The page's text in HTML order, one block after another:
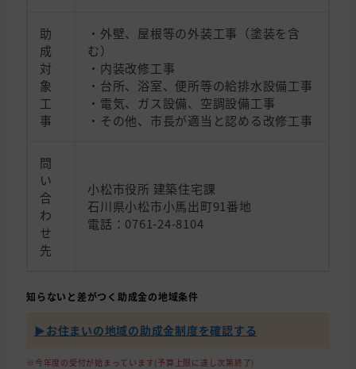
助
成
対
象
工
事
・外壁、屋根等の外装工事（塗装を含
む）
・内装改修工事
・台所、浴室、便所等の給排水設備工事
・電気、ガス設備、空調設備工事
・その他、市長が適当と認める改修工事
問
い
合
わ
せ
先
小松市役所 建築住宅課
石川県小松市小馬出町91番地
電話：0761-24-8104
知らないと差がつく助成金の地域条件
▶︎お住まいの地域の助成金制度を確認する
※今年度の受付が始まっています(予算上限に達し次第終了)